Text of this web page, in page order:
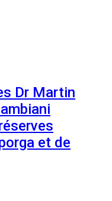
Dr Martin
et de